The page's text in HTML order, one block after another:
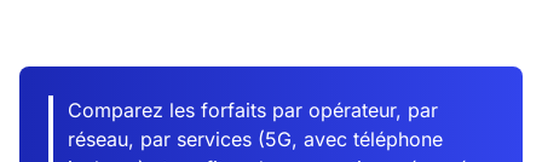
Comparez les forfaits par opérateur, par
réseau, par services (5G, avec téléphone